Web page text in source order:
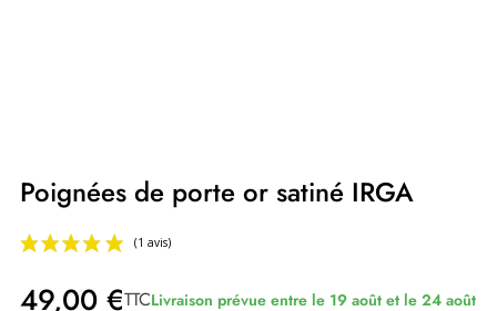
Poignées de porte or satiné IRGA
49,00 €TTCLivraison prévue entre le 19 août et le 24 août